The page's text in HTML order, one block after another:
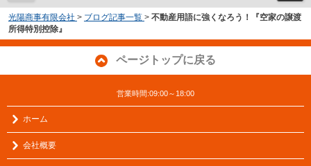
光陽商事有限会社 > ブログ記事一覧 > 不動産用語に強くなろう！『空家の譲渡
所得特別控除』
ページトップに戻る
営業時間:09:00～18:00
ホーム
会社概要